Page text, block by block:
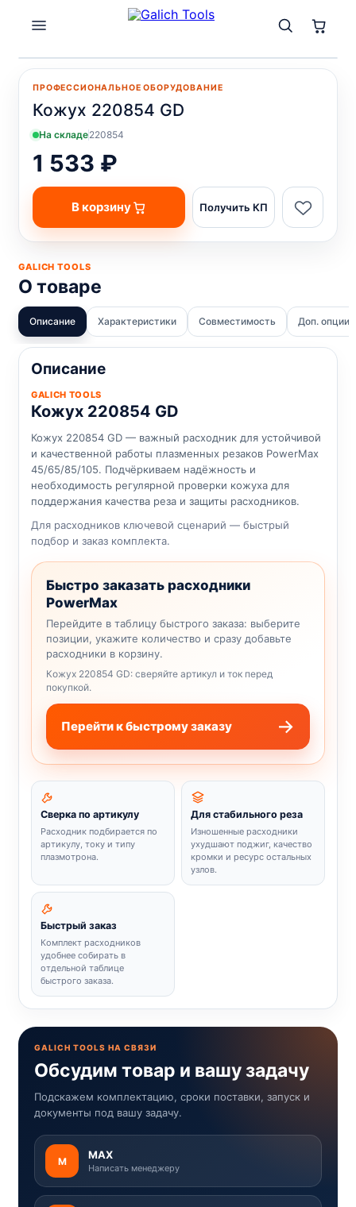
ПРОФЕССИОНАЛЬНОЕ ОБОРУДОВАНИЕ
Кожух 220854 GD
На складе220854
1 533 ₽
В корзину Получить КП
GALICH TOOLS
О товаре
Описание Характеристики Совместимость Доп. опции
Описание
GALICH TOOLS
Кожух 220854 GD
Кожух 220854 GD — важный расходник для устойчивой
и качественной работы плазменных резаков PowerMax
45/65/85/105. Подчёркиваем надёжность и
необходимость регулярной проверки кожуха для
поддержания качества реза и защиты расходников.
Для расходников ключевой сценарий — быстрый
подбор и заказ комплекта.
Быстро заказать расходники
PowerMax
Перейдите в таблицу быстрого заказа: выберите
позиции, укажите количество и сразу добавьте
расходники в корзину.
Кожух 220854 GD: сверяйте артикул и ток перед
покупкой.
Перейти к быстрому заказу
Сверка по артикулу
Расходник подбирается по
артикулу, току и типу
плазмотрона.
Для стабильного реза
Изношенные расходники
ухудшают поджиг, качество
кромки и ресурс остальных
узлов.
Быстрый заказ
Комплект расходников
удобнее собирать в
отдельной таблице
быстрого заказа.
GALICH TOOLS НА СВЯЗИ
Обсудим товар и вашу задачу
Подскажем комплектацию, сроки поставки, запуск и
документы под вашу задачу.
M
MAX
Написать менеджеру